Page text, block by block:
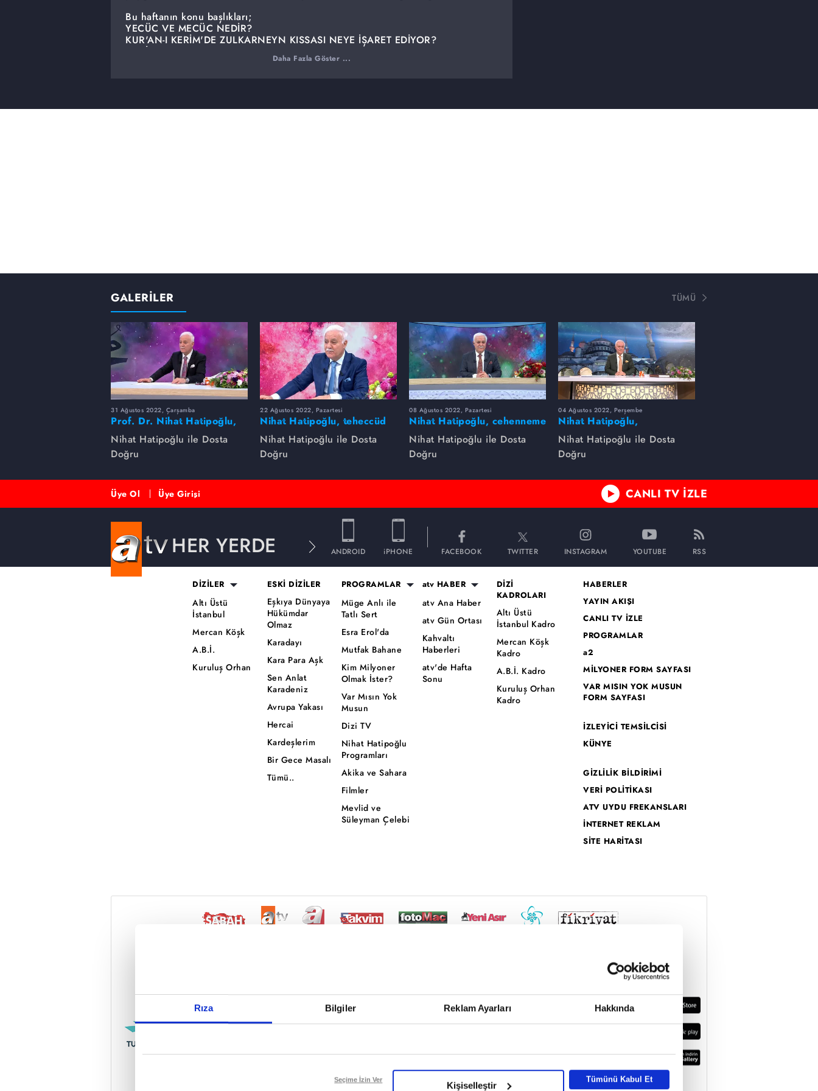
Rıza Bilgiler Reklam Ayarları Hakkında
Reddet
Seçime İzin Ver
Kişiselleştir
Tümünü Kabul Et
Bu haftanın konu başlıkları;
YECÜC VE MECÜC NEDİR?
KUR'AN-I KERİM'DE ZULKARNEYN KISSASI NEYE İŞARET EDİYOR?
KABİR AZABI NE ZAMAN BAŞLAYACAK?Daha Fazla Göster ...
GALERİLER TÜMÜ
31 Ağustos 2022, Çarşamba
Prof. Dr. Nihat Hatipoğlu,
Peygamber Efendimizi
anlatıyor
Nihat Hatipoğlu ile Dosta
Doğru
22 Ağustos 2022, Pazartesi
Nihat Hatipoğlu, teheccüd
namazını anlatıyor...
Nihat Hatipoğlu ile Dosta
Doğru
08 Ağustos 2022, Pazartesi
Nihat Hatipoğlu, cehenneme
girecek kişileri anlatıyor...
Nihat Hatipoğlu ile Dosta
Doğru
04 Ağustos 2022, Perşembe
Nihat Hatipoğlu,
Peygamber efendimizin
özelliklerini anlatıyor...
Nihat Hatipoğlu ile Dosta
Doğru
Üye Ol Üye Girişi CANLI TV İZLE
HER YERDE ANDROID iPHONE FACEBOOK TWITTER INSTAGRAM YOUTUBE RSS
DİZİLER
Altı Üstü
İstanbul
Mercan Köşk
A.B.İ.
Kuruluş Orhan
ESKİ DİZİLER
Eşkıya Dünyaya
Hükümdar
Olmaz
Karadayı
Kara Para Aşk
Sen Anlat
Karadeniz
Avrupa Yakası
Hercai
Kardeşlerim
Bir Gece Masalı
Tümü..
PROGRAMLAR
Müge Anlı ile
Tatlı Sert
Esra Erol'da
Mutfak Bahane
Kim Milyoner
Olmak İster?
Var Mısın Yok
Musun
Dizi TV
Nihat Hatipoğlu
Programları
Akika ve Sahara
Filmler
Mevlid ve
Süleyman Çelebi
atv HABER
atv Ana Haber
atv Gün Ortası
Kahvaltı
Haberleri
atv'de Hafta
Sonu
DİZİ
KADROLARI
Altı Üstü
İstanbul Kadro
Mercan Köşk
Kadro
A.B.İ. Kadro
Kuruluş Orhan
Kadro
HABERLER
YAYIN AKIŞI
CANLI TV İZLE
PROGRAMLAR
a2
MİLYONER FORM SAYFASI
VAR MISIN YOK MUSUN
FORM SAYFASI
İZLEYİCİ TEMSİLCİSİ
KÜNYE
GİZLİLİK BİLDİRİMİ
VERİ POLİTİKASI
ATV UYDU FREKANSLARI
İNTERNET REKLAM
SİTE HARİTASI